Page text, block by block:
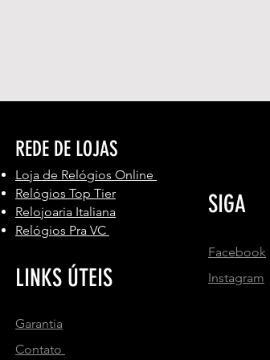
REDE DE LOJAS
Loja de Relógios Online
Relógios Top Tier
Relojoaria Italiana
Relógios Pra VC
LINKS ÚTEIS
Garantia
Contato
SIGA
Facebook
Instagram